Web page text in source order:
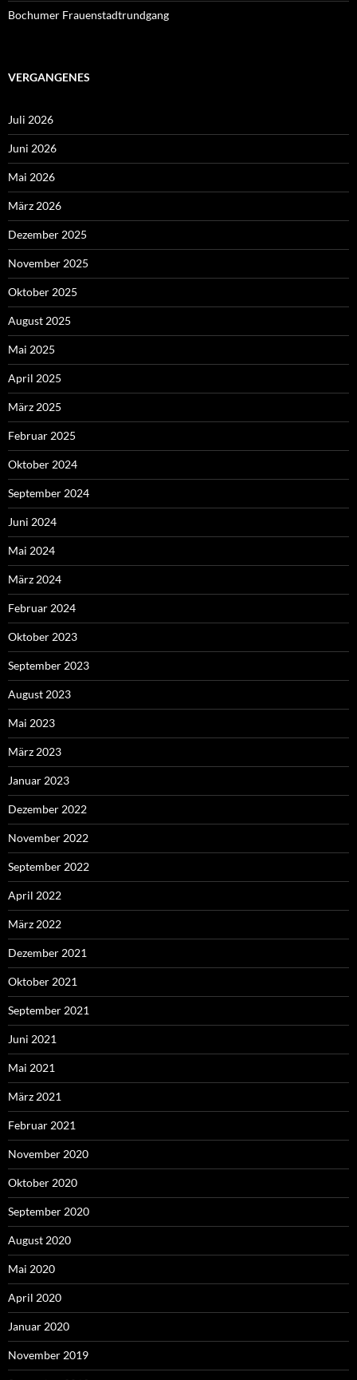
Bochumer Frauenstadtrundgang
VERGANGENES
Juli 2026
Juni 2026
Mai 2026
März 2026
Dezember 2025
November 2025
Oktober 2025
August 2025
Mai 2025
April 2025
März 2025
Februar 2025
Oktober 2024
September 2024
Juni 2024
Mai 2024
März 2024
Februar 2024
Oktober 2023
September 2023
August 2023
Mai 2023
März 2023
Januar 2023
Dezember 2022
November 2022
September 2022
April 2022
März 2022
Dezember 2021
Oktober 2021
September 2021
Juni 2021
Mai 2021
März 2021
Februar 2021
November 2020
Oktober 2020
September 2020
August 2020
Mai 2020
April 2020
Januar 2020
November 2019